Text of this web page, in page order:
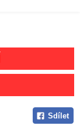
Sdílet